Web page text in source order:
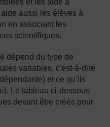
et les aide à
aussi les élèves à
en associant les
scientifiques.
dépend du type de
variables, c'est-à-dire
et ce qu’ils
Le tableau ci-dessous
devant être créés pour